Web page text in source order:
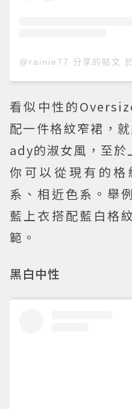
@rainie77 分享的貼文
看似中性的
配一件格紋窄裙，
ady的淑女風，至於
你可以從現有的
系、相近色系。舉
藍上衣搭配藍白格
範。
黑白中性